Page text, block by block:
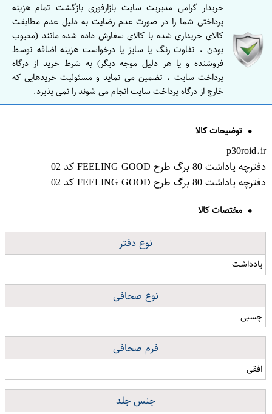
خریدار گرامی مدیریت سایت بازارفوری بازگشت تمام هزینه
پرداختی شما را در صورت عدم رضایت به دلیل عدم مطابقت
کالای خریداری شده با کالای سفارش داده شده مانند (معیوب
بودن ، تفاوت رنگ یا سایز یا درخواست هزینه اضافه توسط
فروشنده و یا هر دلیل موجه دیگر) به شرط خرید از درگاه
پرداخت سایت ، تضمین می نماید و مسئولیت خریدهایی که
خارج از درگاه پرداخت سایت انجام می شوند را نمی پذیرد.
توضیحات کالا
p30roid.ir
دفترچه یاداشت 80 برگ طرح FEELING GOOD کد 02
دفترچه یاداشت 80 برگ طرح FEELING GOOD کد 02
مختصات کالا
نوع دفتر
یادداشت
نوع صحافی
چسبی
فرم صحافی
افقی
جنس جلد